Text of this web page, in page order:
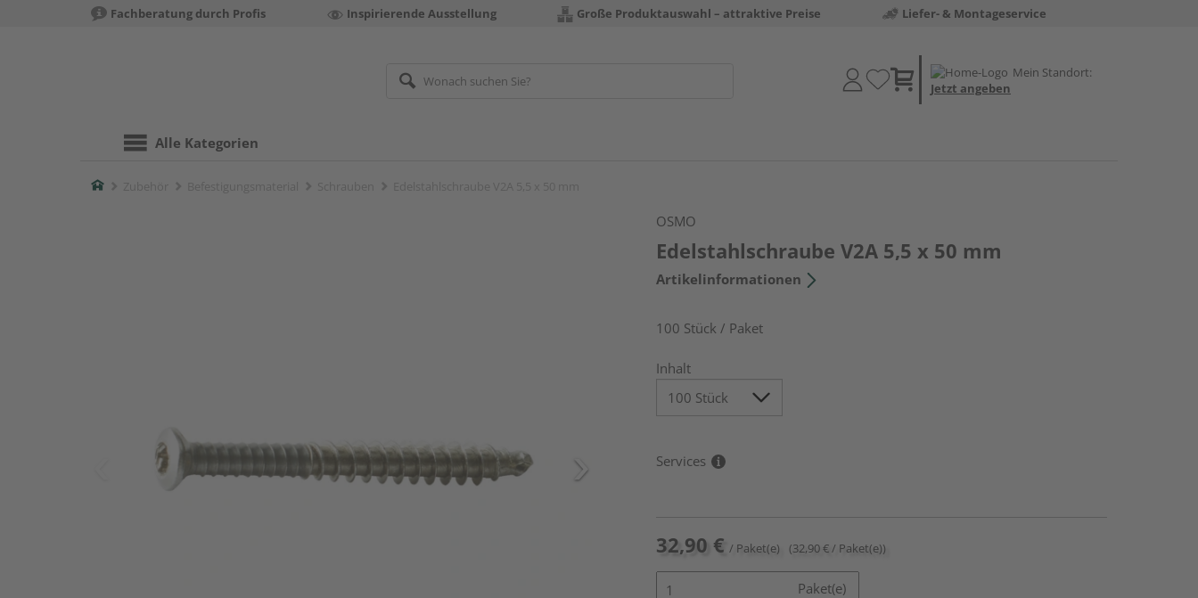
Fachberatung durch Profis Inspirierende Ausstellung Große Produktauswahl – attraktive Preise Liefer- & Montageservice
Mein Standort:
Jetzt angeben
Alle Kategorien
Home
OSMO
Edelstahlschraube V2A 5,5 x 50 mm
Artikelinformationen
100 Stück / Paket
Inhalt
Services
32,90 € / Paket(e) (32,90 € / Paket(e))
Paket(e)